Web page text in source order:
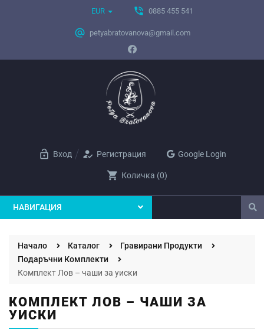
EUR phone_in_talk 0885 455 541
alternate_email petyabratovanova@gmail.com
lock_open Вход how_to_reg Регистрация Google Login
shopping_cart Количка (0)
НАВИГАЦИЯ
Начало Каталог
Гравирани Продукти
Подаръчни Комплекти
Комплект Лов – чаши за уиски
КОМПЛЕКТ ЛОВ – ЧАШИ ЗА
УИСКИ